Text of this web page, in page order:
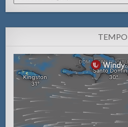
TEMPO